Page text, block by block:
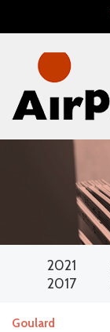
2021
2017
Goulard